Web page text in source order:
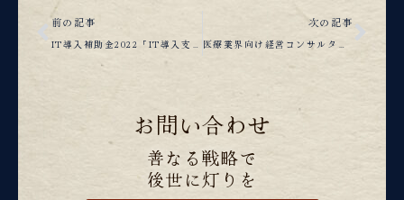
Prev
前の記事
IT導入補助金2022「IT導入支援事業者」の認定を受けました
次の記事
医療業界向け経営コンサルタント協会にてオンライン研修収録を実施しました
お問い合わせ
善なる戦略で
後世に灯りを